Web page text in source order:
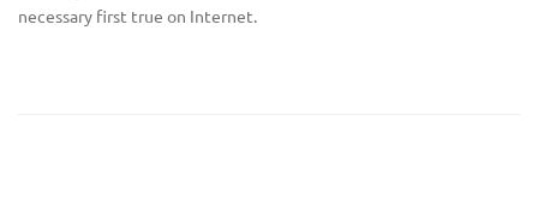
necessary first true on Internet.